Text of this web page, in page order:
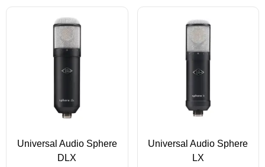
Universal Audio Sphere
DLX
Universal Audio Sphere
LX